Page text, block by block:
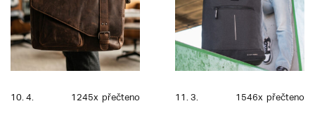
10. 4. 1245x přečteno 11. 3. 1546x přečteno